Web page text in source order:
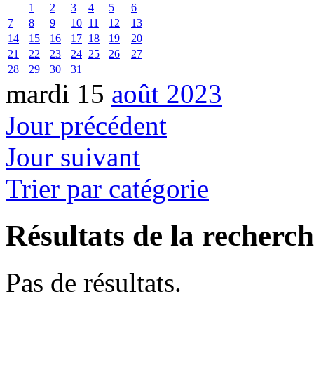
1
2 3 4 5
6
7
8 9 10 11 12
13
14
15 16 17 18 19
20
21
22 23 24 25 26
27
28
29 30 31
mardi 15 août 2023
Jour précédent
Jour suivant
Trier par catégorie
Résultats de la
Pas de résultats.